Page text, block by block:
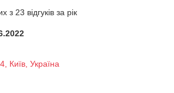
з 23 відгуків за рік
Київ, Україна